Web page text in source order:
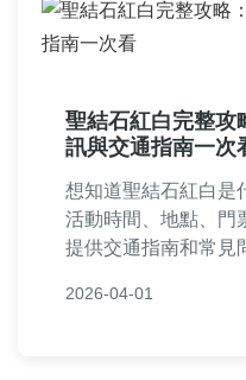
聖結石紅白完整攻
訊與交通指南一次
想知道聖結石紅白是
活動時間、地點、門
提供交通指南和常見
2026-04-01